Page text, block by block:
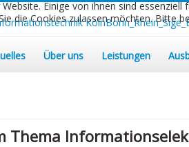
Über uns Leistungen
Thema
Einige von ihnen sind
die Cookies zulassen möchten. Bitte